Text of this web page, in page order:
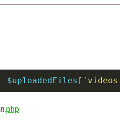
$uploadedFiles [
php